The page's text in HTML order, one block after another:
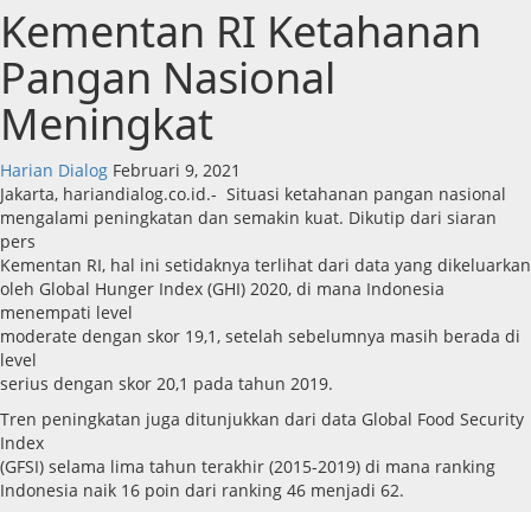
Kementan RI Ketahanan
Pangan Nasional
Meningkat
Harian Dialog Februari 9, 2021
Jakarta, hariandialog.co.id.- Situasi ketahanan pangan nasional
mengalami peningkatan dan semakin kuat. Dikutip dari siaran
pers
Kementan RI, hal ini setidaknya terlihat dari data yang dikeluarkan
oleh Global Hunger Index (GHI) 2020, di mana Indonesia
menempati level
moderate dengan skor 19,1, setelah sebelumnya masih berada di
level
serius dengan skor 20,1 pada tahun 2019.
Tren peningkatan juga ditunjukkan dari data Global Food Security
Index
(GFSI) selama lima tahun terakhir (2015-2019) di mana ranking
Indonesia naik 16 poin dari ranking 46 menjadi 62.